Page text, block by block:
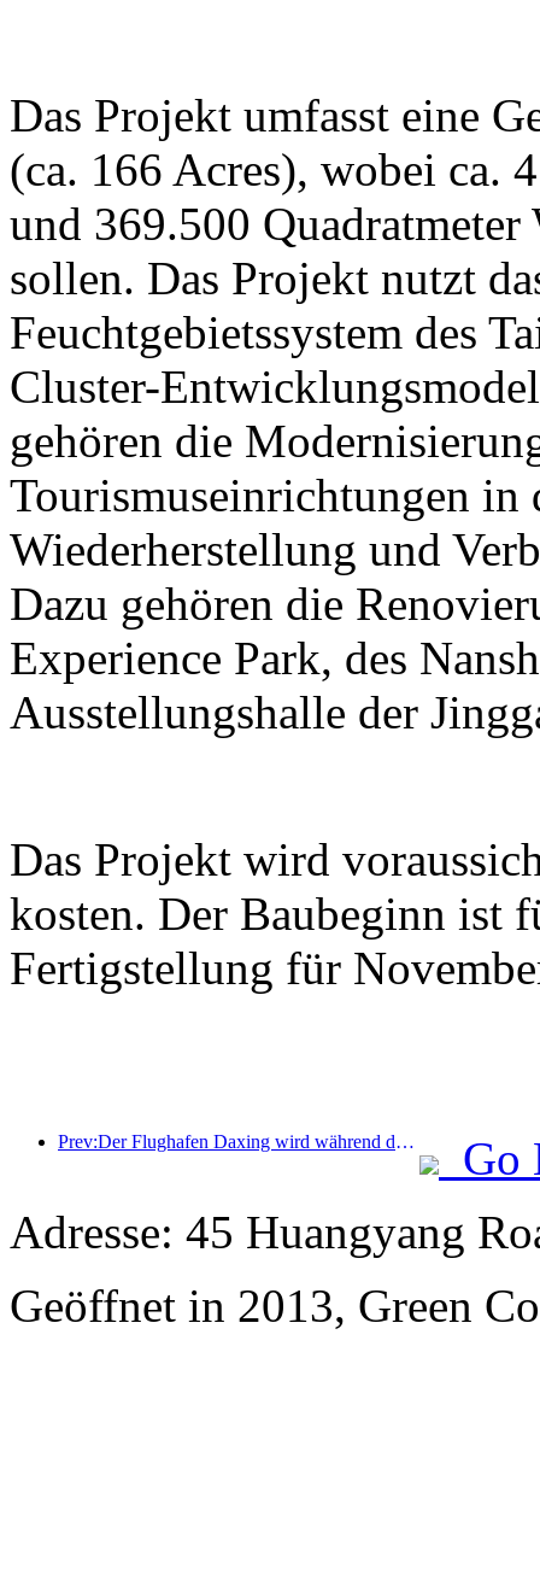
Das Projekt umfasst eine
(ca. 166 Acres), wobei ca.
und 369.500 Quadratmeter
sollen. Das Projekt nutzt
Feuchtgebietssystem des
Cluster-
gehören die
Tourismuseinrichtungen
Wiederherstellung und
Dazu gehören die
Experience Park, des
Ausstellungshalle der
Das Projekt wird
kosten. Der Baubeginn ist
Fertigstellung für
Prev:Der Flughafen Daxing wird während der Feiertage zum „Nationalfeiertag“ im Jahr 2025 über 1,3 Millionen Passagiere befördern
Go
Adresse: 45 Huangyang
Geöffnet in 2013, Green